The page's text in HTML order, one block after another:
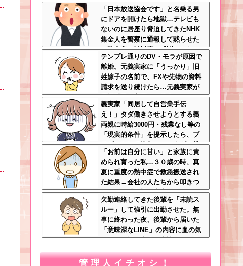
ピード展開へ←人生何がきっかけ
で好転するか分からない
「日本放送協会です」と名乗る男
にドアを開けたら地獄…テレビも
ないのに居座り脅迫してきたNHK
集金人を警察に通報して黙らせた
←警察官の神対応に感謝しかない
テンプレ通りのDV・モラが原因で
離婚。元義実家に「うっかり」旧
姓嫁子の名前で、FXや先物の資料
請求を送り続けたら…元義実家が
電話番号を変更し、借金まみれに
なっていた話ｗｗｗｗｗ
義実家「同居して自営業手伝
え！」タダ働きさせようとする義
両親に時給3000円・残業なし等の
「現実的条件」を提示したら、ブ
チギレられて絶句ｗｗ←タダで働
く嫁がいるわけないだろ
「お前は自分に甘い」と家族に責
められ育った私…３０歳の時、真
夏に重度の熱中症で救急搬送され
た結果→会社の人たちから叩きつ
けられた「衝撃の事実」に絶句
欠勤連絡してきた後輩を「未読ス
ルー」して強引に出勤させた。無
事に終わった夜、後輩から届いた
「意味深なLINE」の内容に血の気
が引いた話←完全に未読スルー見
管理人イチオシ！